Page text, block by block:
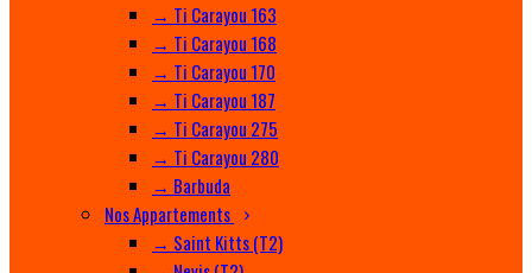
→ Ti Carayou 163
→ Ti Carayou 168
→ Ti Carayou 170
→ Ti Carayou 187
→ Ti Carayou 275
→ Ti Carayou 280
→ Barbuda
Nos Appartements
→ Saint Kitts (T2)